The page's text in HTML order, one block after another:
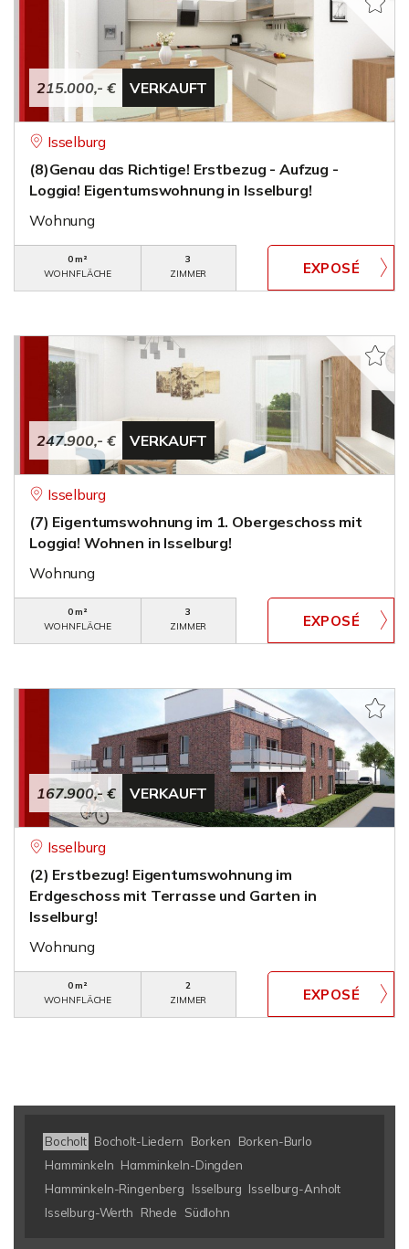
215.000,- € VERKAUFT
Isselburg
(8)Genau das Richtige! Erstbezug - Aufzug -
Loggia! Eigentumswohnung in Isselburg!
Wohnung
0 m²
WOHNFLÄCHE
3
ZIMMER
247.900,- € VERKAUFT
Isselburg
(7) Eigentumswohnung im 1. Obergeschoss mit
Loggia! Wohnen in Isselburg!
Wohnung
0 m²
WOHNFLÄCHE
3
ZIMMER
167.900,- € VERKAUFT
Isselburg
(2) Erstbezug! Eigentumswohnung im
Erdgeschoss mit Terrasse und Garten in
Isselburg!
Wohnung
0 m²
WOHNFLÄCHE
2
ZIMMER
Bocholt Bocholt-Liedern Borken
Borken-Burlo
Hamminkeln Hamminkeln-Dingden
Hamminkeln-Ringenberg
Isselburg Isselburg-Anholt
Isselburg-Werth
Rhede Südlohn